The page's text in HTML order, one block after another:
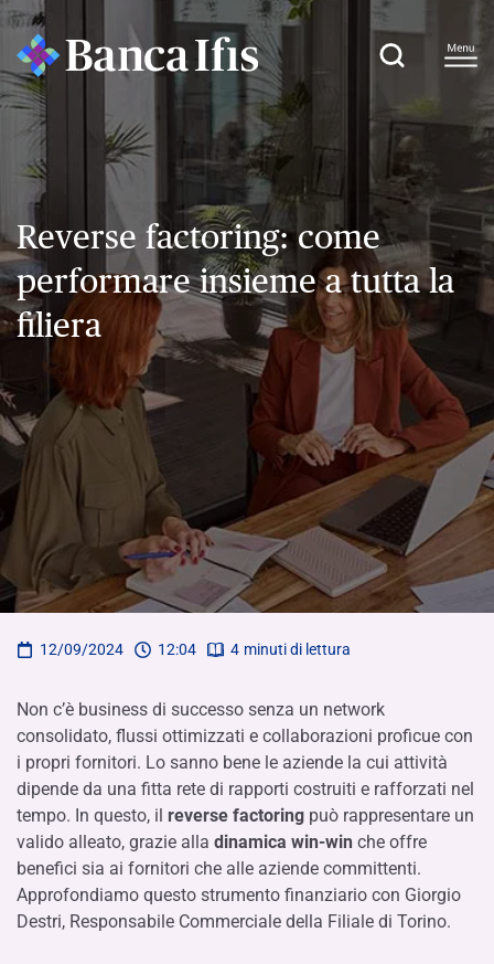
Reverse factoring: come
performare insieme a tutta la
filiera
12/09/2024 12:04 4 minuti di lettura
Non c’è business di successo senza un network
consolidato, flussi ottimizzati e collaborazioni proficue con
i propri fornitori. Lo sanno bene le aziende la cui attività
dipende da una fitta rete di rapporti costruiti e rafforzati nel
tempo. In questo, il reverse factoring può rappresentare un
valido alleato, grazie alla dinamica win-win che offre
benefici sia ai fornitori che alle aziende committenti.
Approfondiamo questo strumento finanziario con Giorgio
Destri, Responsabile Commerciale della Filiale di Torino.